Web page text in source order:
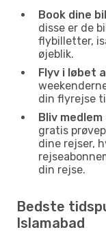
Book dine
disse er de
flybilletter,
øjeblik.
Flyv i løbet
din flyrejse
Bliv
gratis
dine rejser,
din rejse.
Bedste
Islamabad